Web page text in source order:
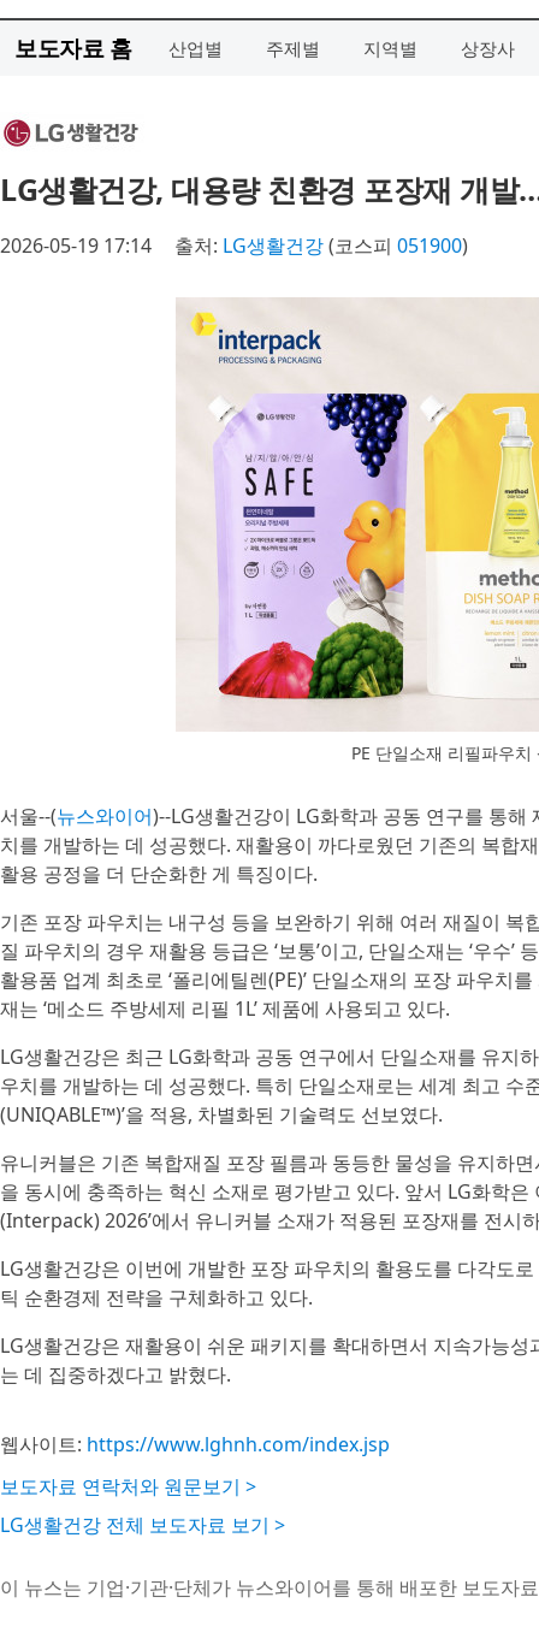
보도자료 홈 산업별 주제별 지역별 상장사
LG생활건강, 대용량 친환경 포장재 개발
2026-05-19 17:14 출처: LG생활건강(코스피 051900)
PE 단일소재 리필파우
서울--(뉴스와이어)--LG생활건강이 LG화학과 공동 연구를 통
치를 개발하는 데 성공했다. 재활용이 까다로웠던 기존의 복합
활용 공정을 더 단순화한 게 특징이다.
기존 포장 파우치는 내구성 등을 보완하기 위해 여러 재질이
질 파우치의 경우 재활용 등급은 ‘보통’이고, 단일소재는 ‘우수
활용품 업계 최초로 ‘폴리에틸렌(PE)’ 단일소재의 포장 파우치
재는 ‘메소드 주방세제 리필 1L’ 제품에 사용되고 있다.
LG생활건강은 최근 LG화학과 공동 연구에서 단일소재를 유지
우치를 개발하는 데 성공했다. 특히 단일소재로는 세계 최고
(UNIQABLE™)’을 적용, 차별화된 기술력도 선보였다.
유니커블은 기존 복합재질 포장 필름과 동등한 물성을 유지하
을 동시에 충족하는 혁신 소재로 평가받고 있다. 앞서 LG화학
(Interpack) 2026’에서 유니커블 소재가 적용된 포장재를 전시
LG생활건강은 이번에 개발한 포장 파우치의 활용도를 다각도
틱 순환경제 전략을 구체화하고 있다.
LG생활건강은 재활용이 쉬운 패키지를 확대하면서 지속가능
는 데 집중하겠다고 밝혔다.
웹사이트: https://www.lghnh.com/index.jsp
보도자료 연락처와 원문보기 >
LG생활건강 전체 보도자료 보기 >
이 뉴스는 기업·기관·단체가 뉴스와이어를 통해 배포한 보도자